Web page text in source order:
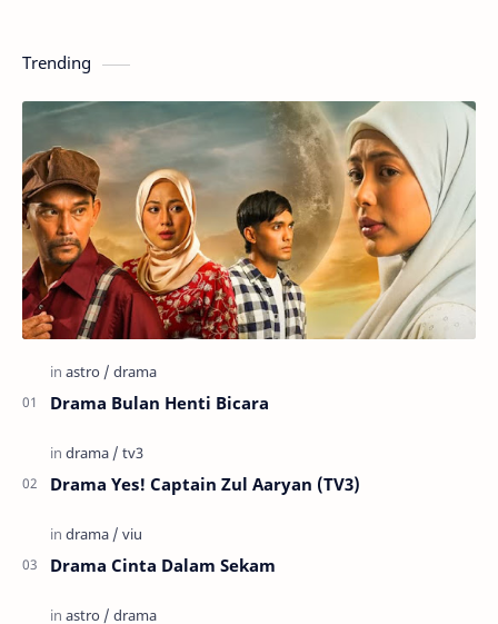
Trending
Drama Bulan Henti Bicara
Drama Yes! Captain Zul Aaryan (TV3)
Drama Cinta Dalam Sekam